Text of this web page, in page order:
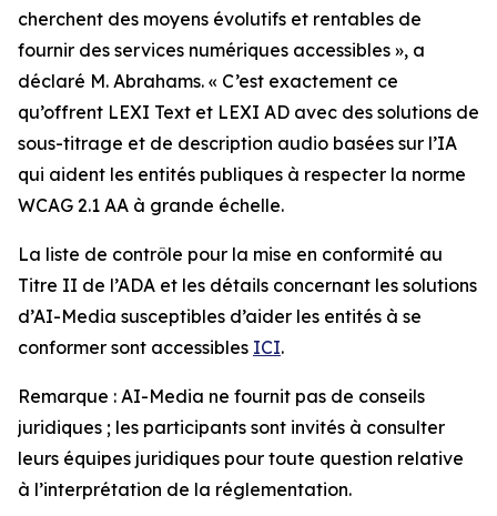
cherchent des moyens évolutifs et rentables de
fournir des services numériques accessibles », a
déclaré M. Abrahams. « C’est exactement ce
qu’offrent LEXI Text et LEXI AD avec des solutions de
sous-titrage et de description audio basées sur l’IA
qui aident les entités publiques à respecter la norme
WCAG 2.1 AA à grande échelle.
La liste de contrôle pour la mise en conformité au
Titre II de l’ADA et les détails concernant les solutions
d’AI-Media susceptibles d’aider les entités à se
conformer sont accessibles ICI.
Remarque : AI-Media ne fournit pas de conseils
juridiques ; les participants sont invités à consulter
leurs équipes juridiques pour toute question relative
à l’interprétation de la réglementation.